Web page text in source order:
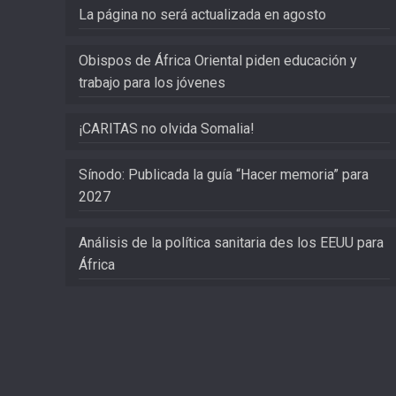
La página no será actualizada en agosto
Obispos de África Oriental piden educación y
trabajo para los jóvenes
¡CARITAS no olvida Somalia!
Sínodo: Publicada la guía “Hacer memoria” para
2027
Análisis de la política sanitaria des los EEUU para
África